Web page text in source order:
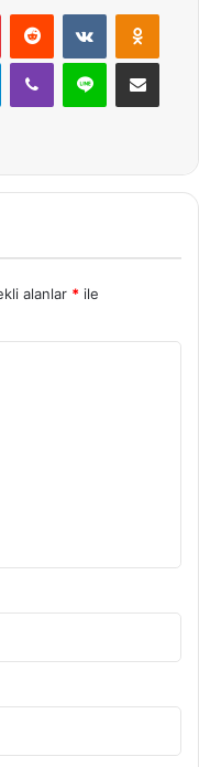
PinterestReddit VKontakte
TelegramViber Line E-Posta ile
alanlar * ile